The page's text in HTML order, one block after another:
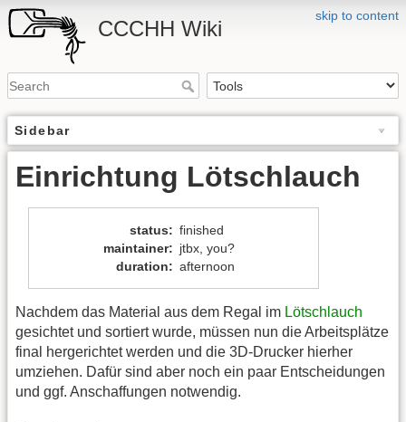
skip to content
CCCHH Wiki
Sidebar
Einrichtung Lötschlauch
status: finished
maintainer: jtbx, you?
duration: afternoon
Nachdem das Material aus dem Regal im Lötschlauch
gesichtet und sortiert wurde, müssen nun die Arbeitsplätze
final hergerichtet werden und die 3D-Drucker hierher
umziehen. Dafür sind aber noch ein paar Entscheidungen
und ggf. Anschaffungen notwendig.